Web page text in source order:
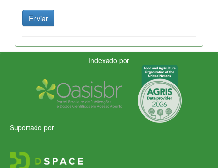
Indexado por
Suportado por